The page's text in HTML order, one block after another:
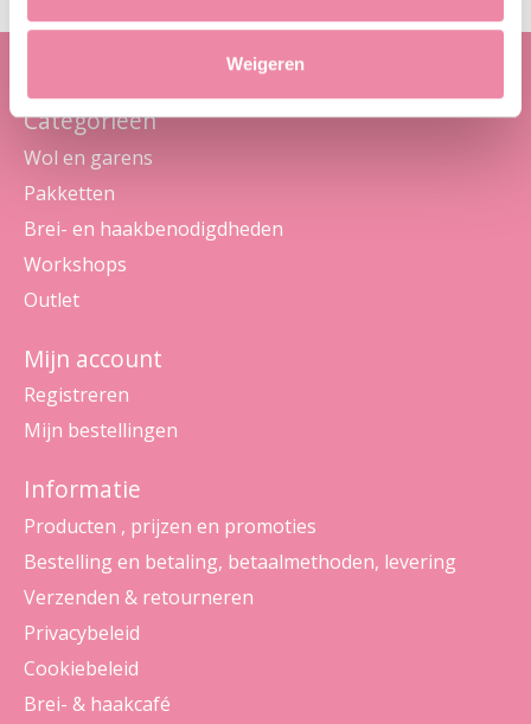
Weigeren
Categorieën
Wol en garens
Pakketten
Brei- en haakbenodigdheden
Workshops
Outlet
Mijn account
Registreren
Mijn bestellingen
Informatie
Producten , prijzen en promoties
Bestelling en betaling, betaalmethoden, levering
Verzenden & retourneren
Privacybeleid
Cookiebeleid
Brei- & haakcafé